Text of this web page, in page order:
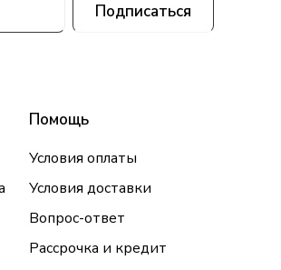
Подписаться
Помощь
Условия оплаты
Условия доставки
Вопрос-ответ
Рассрочка и кредит